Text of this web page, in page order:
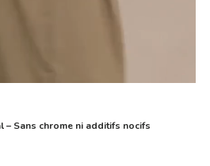
– Sans chrome ni additifs nocifs